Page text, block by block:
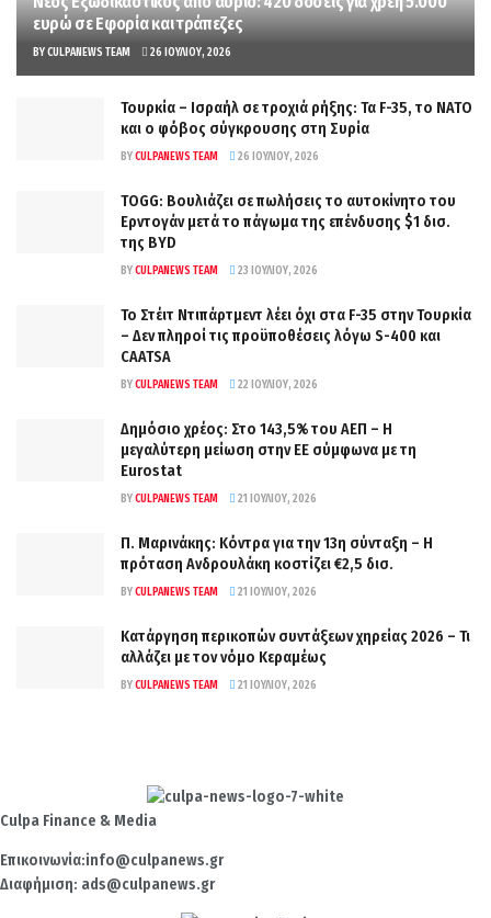
ευρώ σε Εφορία και τράπεζες
BYCULPANEWS TEAM 26 ΙΟΥΛΊΟΥ, 2026
Τουρκία – Ισραήλ σε τροχιά ρήξης: Τα F-35, το ΝΑΤΟ
και ο φόβος σύγκρουσης στη Συρία
BYCULPANEWS TEAM 26 ΙΟΥΛΊΟΥ, 2026
TOGG: Βουλιάζει σε πωλήσεις το αυτοκίνητο του
Ερντογάν μετά το πάγωμα της επένδυσης $1 δισ.
της BYD
BYCULPANEWS TEAM 23 ΙΟΥΛΊΟΥ, 2026
Το Στέιτ Ντιπάρτμεντ λέει όχι στα F-35 στην Τουρκία
– Δεν πληροί τις προϋποθέσεις λόγω S-400 και
CAATSA
BYCULPANEWS TEAM 22 ΙΟΥΛΊΟΥ, 2026
Δημόσιο χρέος: Στο 143,5% του ΑΕΠ – Η
μεγαλύτερη μείωση στην ΕΕ σύμφωνα με τη
Eurostat
BYCULPANEWS TEAM 21 ΙΟΥΛΊΟΥ, 2026
Π. Μαρινάκης: Κόντρα για την 13η σύνταξη – Η
πρόταση Ανδρουλάκη κοστίζει €2,5 δισ.
BYCULPANEWS TEAM 21 ΙΟΥΛΊΟΥ, 2026
Κατάργηση περικοπών συντάξεων χηρείας 2026 – Τι
αλλάζει με τον νόμο Κεραμέως
BYCULPANEWS TEAM 21 ΙΟΥΛΊΟΥ, 2026
Culpa Finance & Media
Επικοινωνία:info@culpanews.gr
Διαφήμιση: ads@culpanews.gr